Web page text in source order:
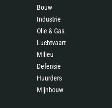
Bouw
Industrie
Olie & Gas
Luchtvaart
Milieu
Defensie
Huurders
Mijnbouw